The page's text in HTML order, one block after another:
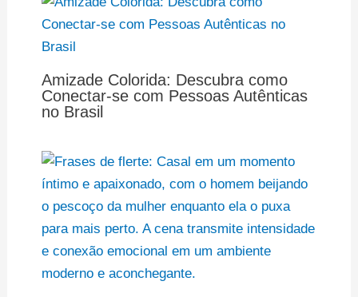
Amizade Colorida: Descubra como
Conectar-se com Pessoas Autênticas
no Brasil